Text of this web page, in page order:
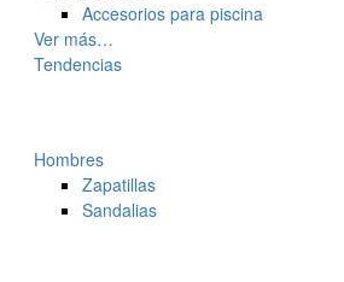
Accesorios para piscina
Ver más…
Tendencias
Hombres
Zapatillas
Sandalias